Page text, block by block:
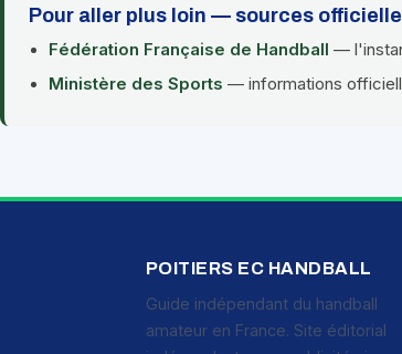
Pour aller plus loin — sources
Fédération Française de Handball —
Ministère des Sports — informations
POITIERS EC HANDBALL
Guide indépendant du handball
amateur en France. Site éditorial